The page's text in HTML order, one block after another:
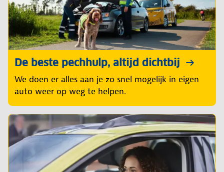
De beste pechhulp, altijd dichtbij
We doen er alles aan je zo snel mogelijk in eigen
auto weer op weg te helpen.